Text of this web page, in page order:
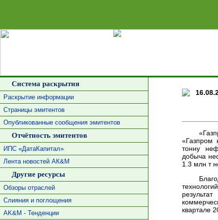
Система раскрытия
Раскрытие информации
Страницы эмитентов
Опубликованные сообщения эмитентов
Отчётность эмитентов
ИПС «ДатаКапитал»
Лента новостей АК&М
Другие ресурсы
Обзоры отраслей
Слияния и поглощения
AK&M - Тенденции
«Газпром
тонну
добыча
1.3 млн т
квартале